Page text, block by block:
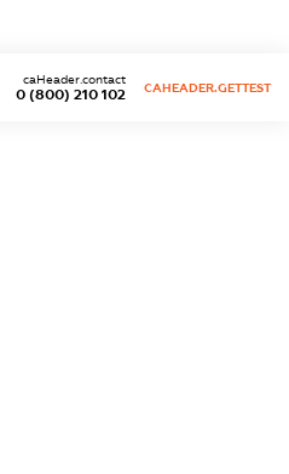
0 (800) 210 102
caHeader.contact
CAHEADER.GETTEST